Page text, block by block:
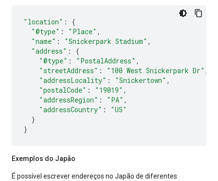
"location" :
{
"@type" : "Place" ,
"name" : "Snickerpark Stadium" ,
"address" :
{
"@type" : "PostalAddress" ,
"streetAddress" : "100 West Snickerpark Dr" ,
"addressLocality" : "Snickertown" ,
"postalCode" : "19019" ,
"addressRegion" : "PA" ,
"addressCountry" :
"US"
}
}
Exemplos do Japão
É possível escrever endereços no Japão de diferentes